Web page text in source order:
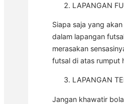
LAPANGAN
Siapa saja yang
dalam lapangan
merasakan
futsal di atas rumput
LAPANGAN
Jangan khawatir